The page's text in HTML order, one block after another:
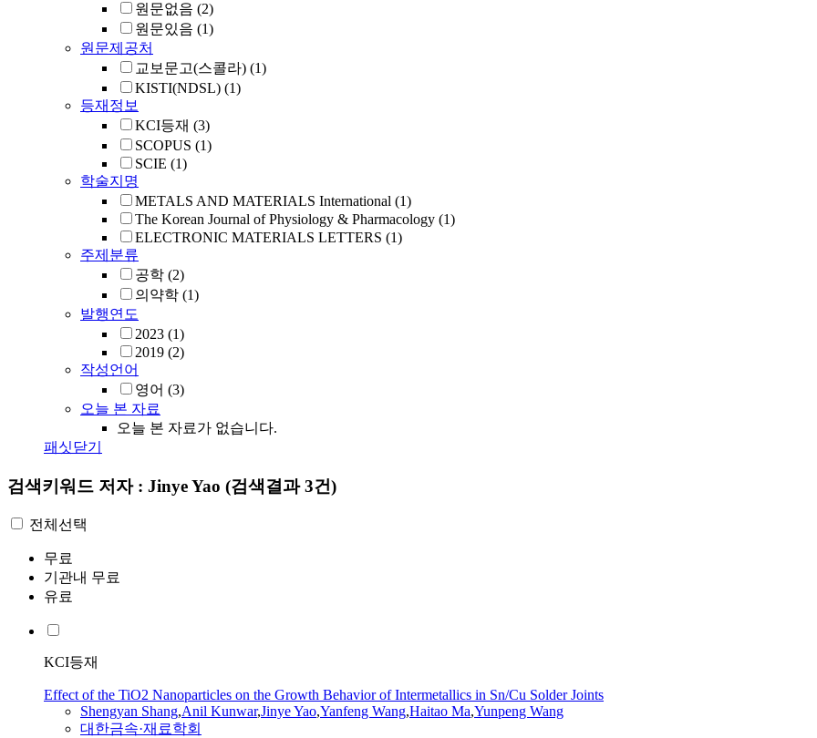
원문없음 (2)
원문있음 (1)
원문제공처
교보문고(스콜라) (1)
KISTI(NDSL) (1)
등재정보
KCI등재 (3)
SCOPUS (1)
SCIE (1)
학술지명
METALS AND MATERIALS International (1)
The Korean Journal of Physiology & Pharmacology (1)
ELECTRONIC MATERIALS LETTERS (1)
주제분류
공학 (2)
의약학 (1)
발행연도
2023 (1)
2019 (2)
작성언어
영어 (3)
오늘 본 자료
오늘 본 자료가 없습니다.
패싯닫기
검색키워드 저자 : Jinye Yao (검색결과 3건)
전체선택
무료
기관내 무료
유료
KCI등재
Effect of the TiO2 Nanoparticles on the Growth Behavior of Intermetallics in Sn/Cu Solder Joints
Shengyan Shang,Anil Kunwar,JinyeYao,Yanfeng Wang,Haitao Ma,Yunpeng Wang
대한금속·재료학회